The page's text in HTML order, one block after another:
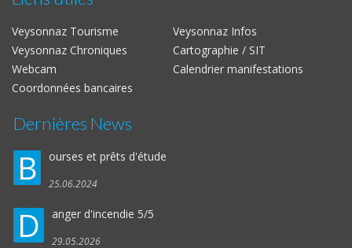
Veysonnaz Tourisme
Veysonnaz Infos
Veysonnaz Chroniques
Cartographie / SIT
Webcam
Calendrier manifestations
Coordonnées bancaires
Dernières News
B ourses et prêts d'étude
25.06.2024
D anger d'incendie 5/5
29.05.2026